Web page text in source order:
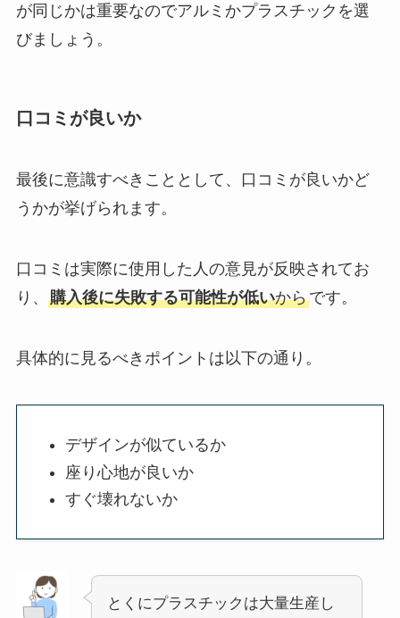
が同じかは重要なのでアルミかプラスチックを選
びましょう。
口コミが良いか
最後に意識すべきこととして、口コミが良いかど
うかが挙げられます。
口コミは実際に使用した人の意見が反映されてお
り、 購入後に失敗する可能性が低いからです。
具体的に見るべきポイントは以下の通り。
デザインが似ているか
座り心地が良いか
すぐ壊れないか
とくにプラスチックは大量生産し